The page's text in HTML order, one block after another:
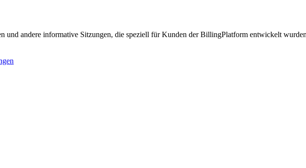
und andere informative Sitzungen, die speziell für Kunden der BillingPlatform entwickelt